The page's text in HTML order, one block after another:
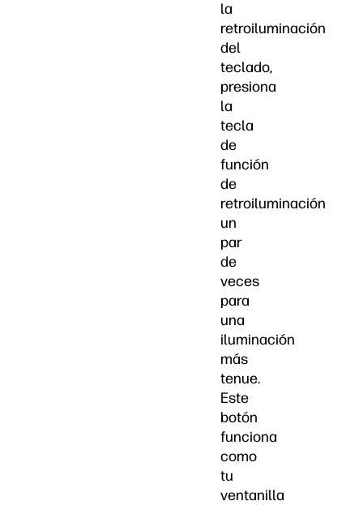
la
retroiluminación
del
teclado,
presiona
la
tecla
de
función
de
retroiluminación
un
par
de
veces
para
una
iluminación
más
tenue.
Este
botón
funciona
como
tu
ventanilla